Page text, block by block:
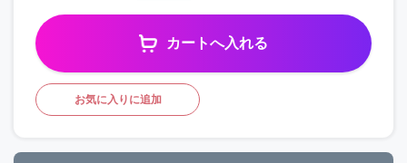
カートへ入れる
お気に入りに追加